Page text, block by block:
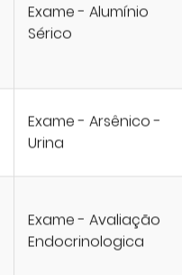
Exame - Alumínio
Sérico
Exame - Arsênico -
Urina
Exame - Avaliação
Endocrinologica